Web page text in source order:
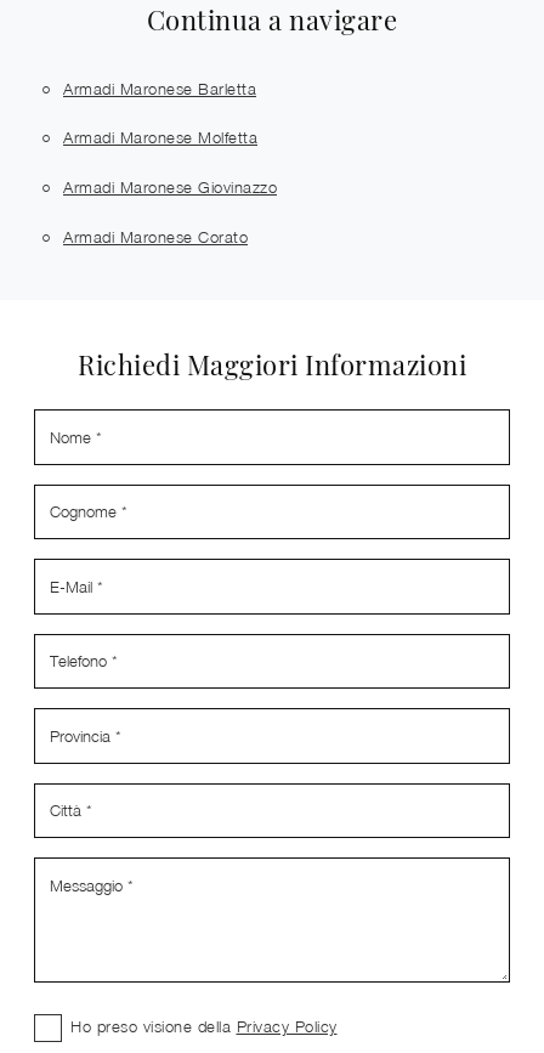
Continua a navigare
Armadi Maronese Barletta
Armadi Maronese Molfetta
Armadi Maronese Giovinazzo
Armadi Maronese Corato
Richiedi Maggiori Informazioni
Ho preso visione della Privacy Policy